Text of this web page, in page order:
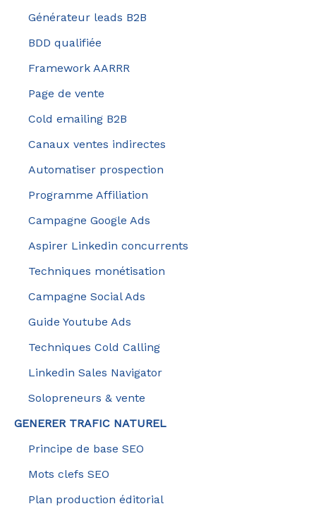
Générateur leads B2B
BDD qualifiée
Framework AARRR
Page de vente
Cold emailing B2B
Canaux ventes indirectes
Automatiser prospection
Programme Affiliation
Campagne Google Ads
Aspirer Linkedin concurrents
Techniques monétisation
Campagne Social Ads
Guide Youtube Ads
Techniques Cold Calling
Linkedin Sales Navigator
Solopreneurs & vente
GENERER TRAFIC NATUREL
Principe de base SEO
Mots clefs SEO
Plan production éditorial